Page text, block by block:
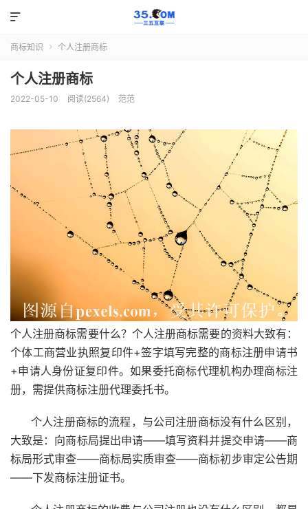

商标知识  个人注册商标
个人注册商标
2022-05-10 阅读(2564) 范范
个人注册商标需要什么？个人注册商标需要的资料大致有：
个体工商营业执照复印件+签字填写完整的商标注册申请书
+申请人身份证复印件。如果委托商标代理机构办理商标注
册，需提供商标注册代理委托书。
个人注册商标的流程，与公司注册商标没有什么区别，
大致是：向商标局提出申请——填写资料并提交申请——商
标局形式审查——商标局实质审查——商标初步审定公告期
——下发商标注册证书。